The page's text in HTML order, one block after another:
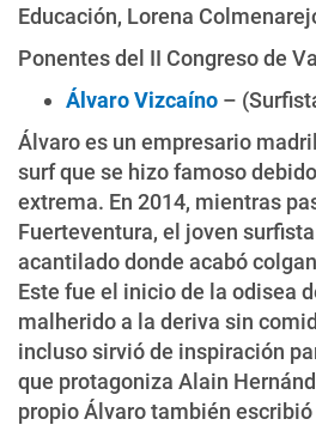
Educación, Lorena
Ponentes del II Congreso de
Álvaro Vizcaíno –
Álvaro es un empresario
surf que se hizo famoso
extrema. En 2014, mientras
Fuerteventura, el joven
acantilado donde acabó
Este fue el inicio de la odisea
malherido a la deriva sin
incluso sirvió de inspiración
que protagoniza Alain
propio Álvaro también